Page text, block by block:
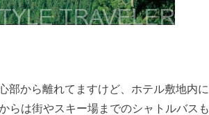
部から離れてますけど、ホテル敷地内に
らは街やスキー場までのシャトルバスも